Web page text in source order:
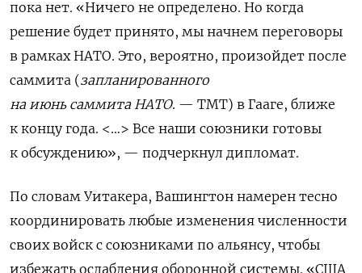
пока нет. «Ничего не определено. Но когда
решение будет принято, мы начнем переговоры
в рамках НАТО. Это, вероятно, произойдет после
саммита (запланированного
на июнь саммита НАТО. — TMT) в Гааге, ближе
к концу года. <…> Все наши союзники готовы
к обсуждению», — подчеркнул дипломат.
По словам Уитакера, Вашингтон намерен тесно
координировать любые изменения численности
своих войск с союзниками по альянсу, чтобы
избежать ослабления оборонной системы. «США